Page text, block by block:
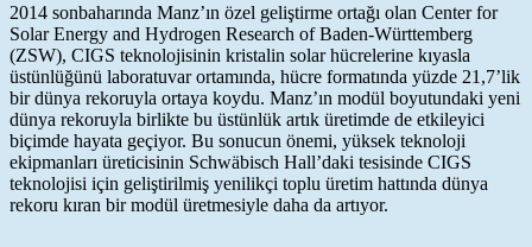
2014 sonbaharında Manz’ın özel geliştirme ortağı olan Center for
Solar Energy and Hydrogen Research of Baden-Württemberg
(ZSW), CIGS teknolojisinin kristalin solar hücrelerine kıyasla
üstünlüğünü laboratuvar ortamında, hücre formatında yüzde 21,7’lik
bir dünya rekoruyla ortaya koydu. Manz’ın modül boyutundaki yeni
dünya rekoruyla birlikte bu üstünlük artık üretimde de etkileyici
biçimde hayata geçiyor. Bu sonucun önemi, yüksek teknoloji
ekipmanları üreticisinin Schwäbisch Hall’daki tesisinde CIGS
teknolojisi için geliştirilmiş yenilikçi toplu üretim hattında dünya
rekoru kıran bir modül üretmesiyle daha da artıyor.